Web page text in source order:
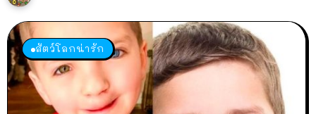
สัตว์โลกน่ารัก